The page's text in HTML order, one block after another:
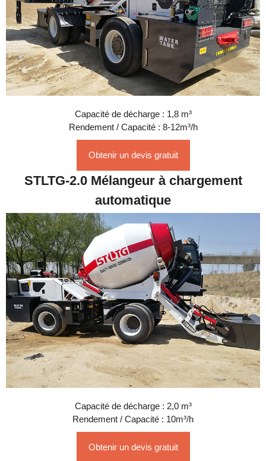
Capacité de décharge : 1,8 m³
Rendement / Capacité : 8-12m³/h
Obtenir un devis gratuit
STLTG-2.0 Mélangeur à chargement
automatique
Capacité de décharge : 2,0 m³
Rendement / Capacité : 10m³/h
Obtenir un devis gratuit